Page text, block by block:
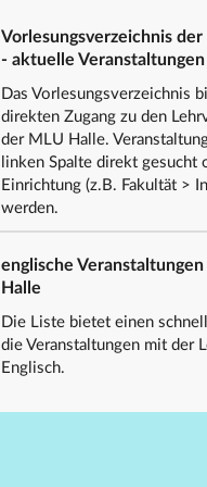
Vorlesungsverzeichnis
- aktuelle
Das Vorlesungsverzeichnis
direkten Zugang zu den
der MLU Halle.
linken Spalte direkt gesucht
Einrichtung (z.B. Fakultät >
werden.
englische
Halle
Die Liste bietet einen
die Veranstaltungen mit der
Englisch.